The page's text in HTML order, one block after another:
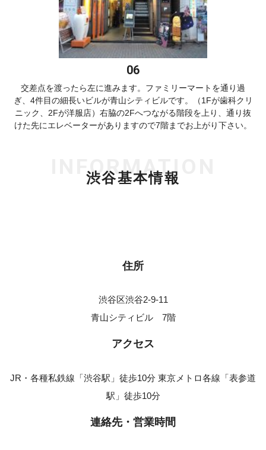
交差点を渡ったら左に進みます。ファミリーマートを通り過
ぎ、4件目の細長いビルが青山シティビルです。（1Fが歯科クリ
ニック、2Fが洋服店）右脇の2Fへつながる階段を上り、通り抜
けた先にエレベーターがありますので7階までお上がり下さい。
渋谷基本情報
INFORMATION
住所
渋谷区渋谷2-9-11
青山シティビル 7階
アクセス
JR・各種私鉄線「渋谷駅」徒歩10分 東京メトロ各線「表参道
駅」徒歩10分
連絡先・営業時間